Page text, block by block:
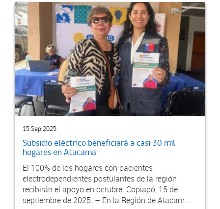
15 Sep 2025
Subsidio eléctrico beneficiará a casi 30 mil
hogares en Atacama
El 100% de los hogares con pacientes
electrodependientes postulantes de la región
recibirán el apoyo en octubre. Copiapó, 15 de
septiembre de 2025. – En la Región de Atacam...